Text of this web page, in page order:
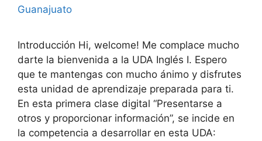
Guanajuato
Introducción Hi, welcome! Me complace mucho
darte la bienvenida a la UDA Inglés I. Espero
que te mantengas con mucho ánimo y disfrutes
esta unidad de aprendizaje preparada para ti.
En esta primera clase digital “Presentarse a
otros y proporcionar información”, se incide en
la competencia a desarrollar en esta UDA: